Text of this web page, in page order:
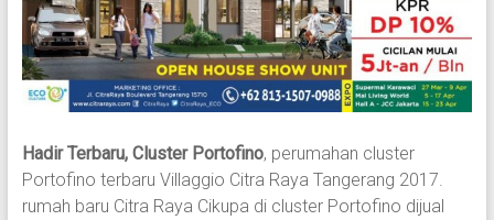
Hadir Terbaru, Cluster Portofino, perumahan cluster
Portofino terbaru Villaggio Citra Raya Tangerang 2017.
rumah baru Citra Raya Cikupa di cluster Portofino dijual